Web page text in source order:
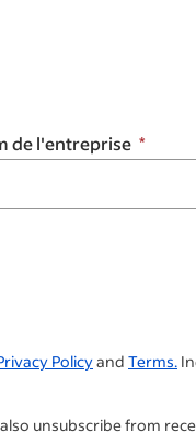
de l'entreprise
Policyand Terms.
also unsubscribe from